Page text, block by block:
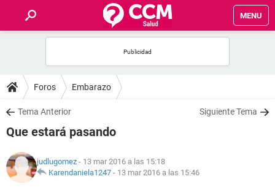
MENU
FOROS
SALUD
FAMILIA
NUTRICIÓN
Foros Embarazo
Tema Anterior Siguiente Tema
Que estará pasando
judlugomez - 13 mar 2016 a las 15:18
Karendaniela1247 - 13 mar 2016 a las 15:46